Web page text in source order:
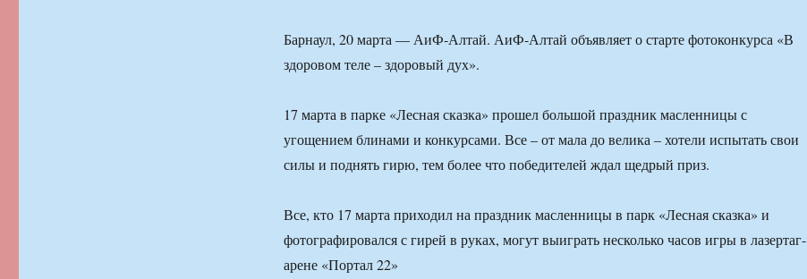
Барнаул, 20 марта — АиФ-Алтай. АиФ-Алтай объявляет о старте фотоконкурса «В
здоровом теле – здоровый дух».
17 марта в парке «Лесная сказка» прошел большой праздник масленницы с
угощением блинами и конкурсами. Все – от мала до велика – хотели испытать свои
силы и поднять гирю, тем более что победителей ждал щедрый приз.
Все, кто 17 марта приходил на праздник масленницы в парк «Лесная сказка» и
фотографировался с гирей в руках, могут выиграть несколько часов игры в лазертаг-
арене «Портал 22»